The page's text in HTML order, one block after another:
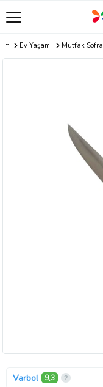
Ev Yaşam Mutfak Sofra
Varbol 9,3